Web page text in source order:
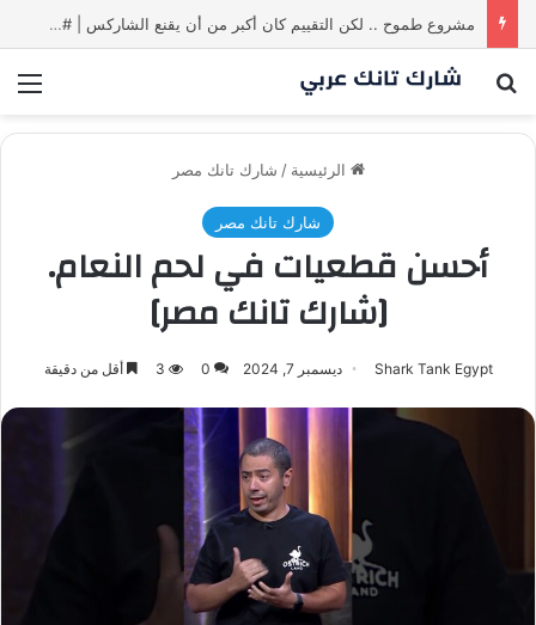
مشروع طموح .. لكن التقييم كان أكبر من أن يقنع الشاركس | #شارك تانك لعراق
بحث عن
الرئيسية / شارك تانك مصر
شارك تانك مصر
أحسن قطعيات في لحم النعام.
[شارك تانك مصر]
Shark Tank Egypt ديسمبر 7, 2024 0
3 أقل من دقيقة